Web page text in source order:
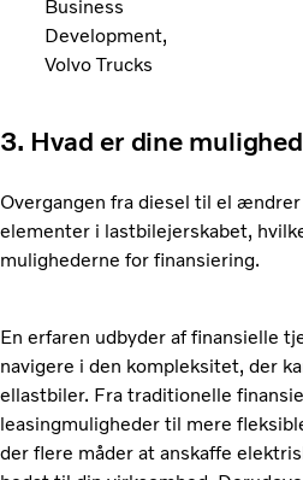
Business
Development,
Volvo Trucks
3. Hvad er dine
Overgangen fra diesel til el
elementer i lastbilejerskabet,
mulighederne for finansiering.
En erfaren udbyder af finansielle
navigere i den kompleksitet, der
ellastbiler. Fra traditionelle
leasingmuligheder til mere
der flere måder at anskaffe